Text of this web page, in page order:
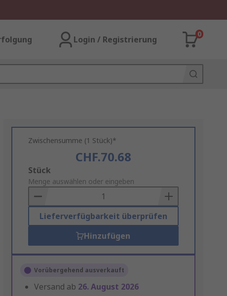
Login / Registrierung
0
Zwischensumme (1 Stück)*
CHF.70.68
Add
to
Basket
Stück
Menge auswählen oder eingeben
Lieferverfügbarkeit überprüfen
Hinzufügen
Vorübergehend ausverkauft
Versand ab 26. August 2026